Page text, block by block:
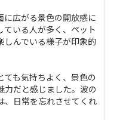
広がる景色の開放感に
ている人が多く、ペット
しんでいる様子が印象的
も気持ちよく、景色の
力だと感じました。波の
、日常を忘れさせてくれ